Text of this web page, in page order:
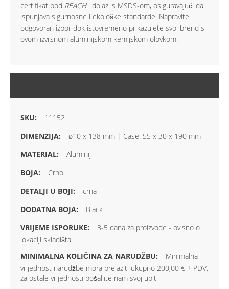
certifikat pod REACHi dolazi s MSDS-om, osiguravajući da
ispunjava sigurnosne i ekološke standarde. Napravite
odgovoran izbor dok istovremeno prikazujete svoj brend s
ovom izvrsnom aluminijskom kemijskom olovkom.
11152
ø10 x 138 mm | Case: 55 x 30 x 190 mm
Aluminij
Crno
crna
Black
3-5 dana za proizvode - ovisno o
lokaciji skladišta
Minimalna
vrijednost narudžbe mora prelaziti ukupno 200,00 € + PDV,
za ostale vrijednosti pošaljite nam svoj upit